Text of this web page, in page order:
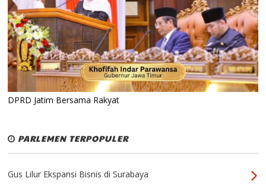
DPRD Jatim Bersama Rakyat
PARLEMEN TERPOPULER
Gus Lilur Ekspansi Bisnis di Surabaya